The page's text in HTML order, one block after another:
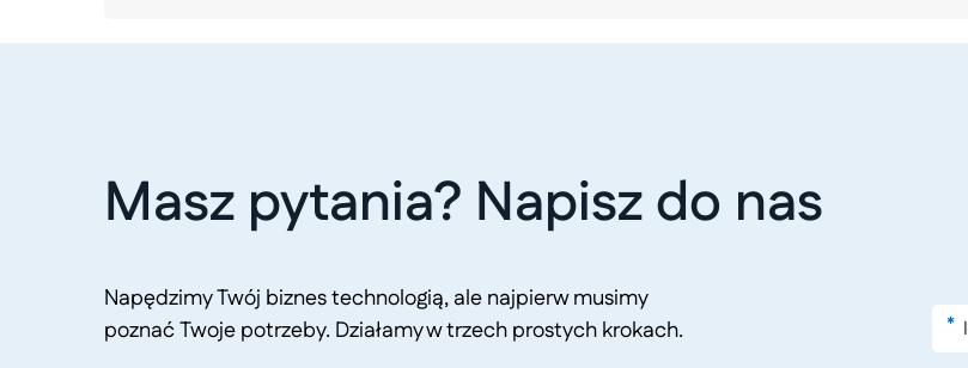
Masz pytania? Napisz do nas
Napędzimy Twój biznes technologią, ale najpierw musimy
poznać Twoje potrzeby. Działamy w trzech prostych krokach.
*